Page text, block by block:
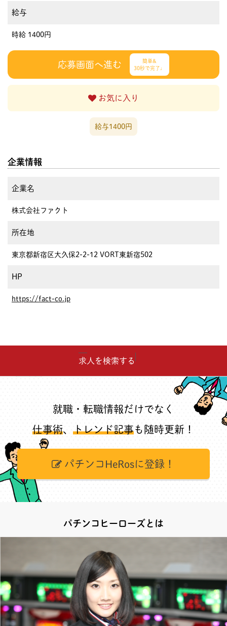
給与
時給 1400円
応募画面へ進む
簡単&
30秒で完了♩
お気に入り
給与1400円
企業情報
企業名
株式会社ファクト
所在地
東京都新宿区大久保2-2-12 VORT東新宿502
HP
https://fact-co.jp
求人を検索する
就職・転職情報だけでなく
仕事術、 トレンド記事も随時更新！
パチンコHeRosに登録！
パチンコヒーローズとは